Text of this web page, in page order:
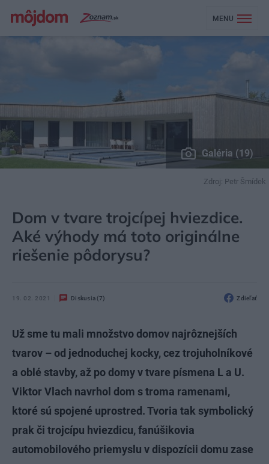
MENU
Galéria (19)
Zdroj: Petr Šmídek
Dom v tvare trojcípej hviezdice.
Aké výhody má toto originálne
riešenie pôdorysu?
19. 02. 2021 Diskusia (7) Zdieľať
Už sme tu mali množstvo domov najrôznejších
tvarov – od jednoduchej kocky, cez trojuholníkové
a oblé stavby, až po domy v tvare písmena L a U.
Viktor Vlach navrhol dom s troma ramenami,
ktoré sú spojené uprostred. Tvoria tak symbolický
prak či trojcípu hviezdicu, fanúšikovia
automobilového priemyslu v dispozícii domu zase